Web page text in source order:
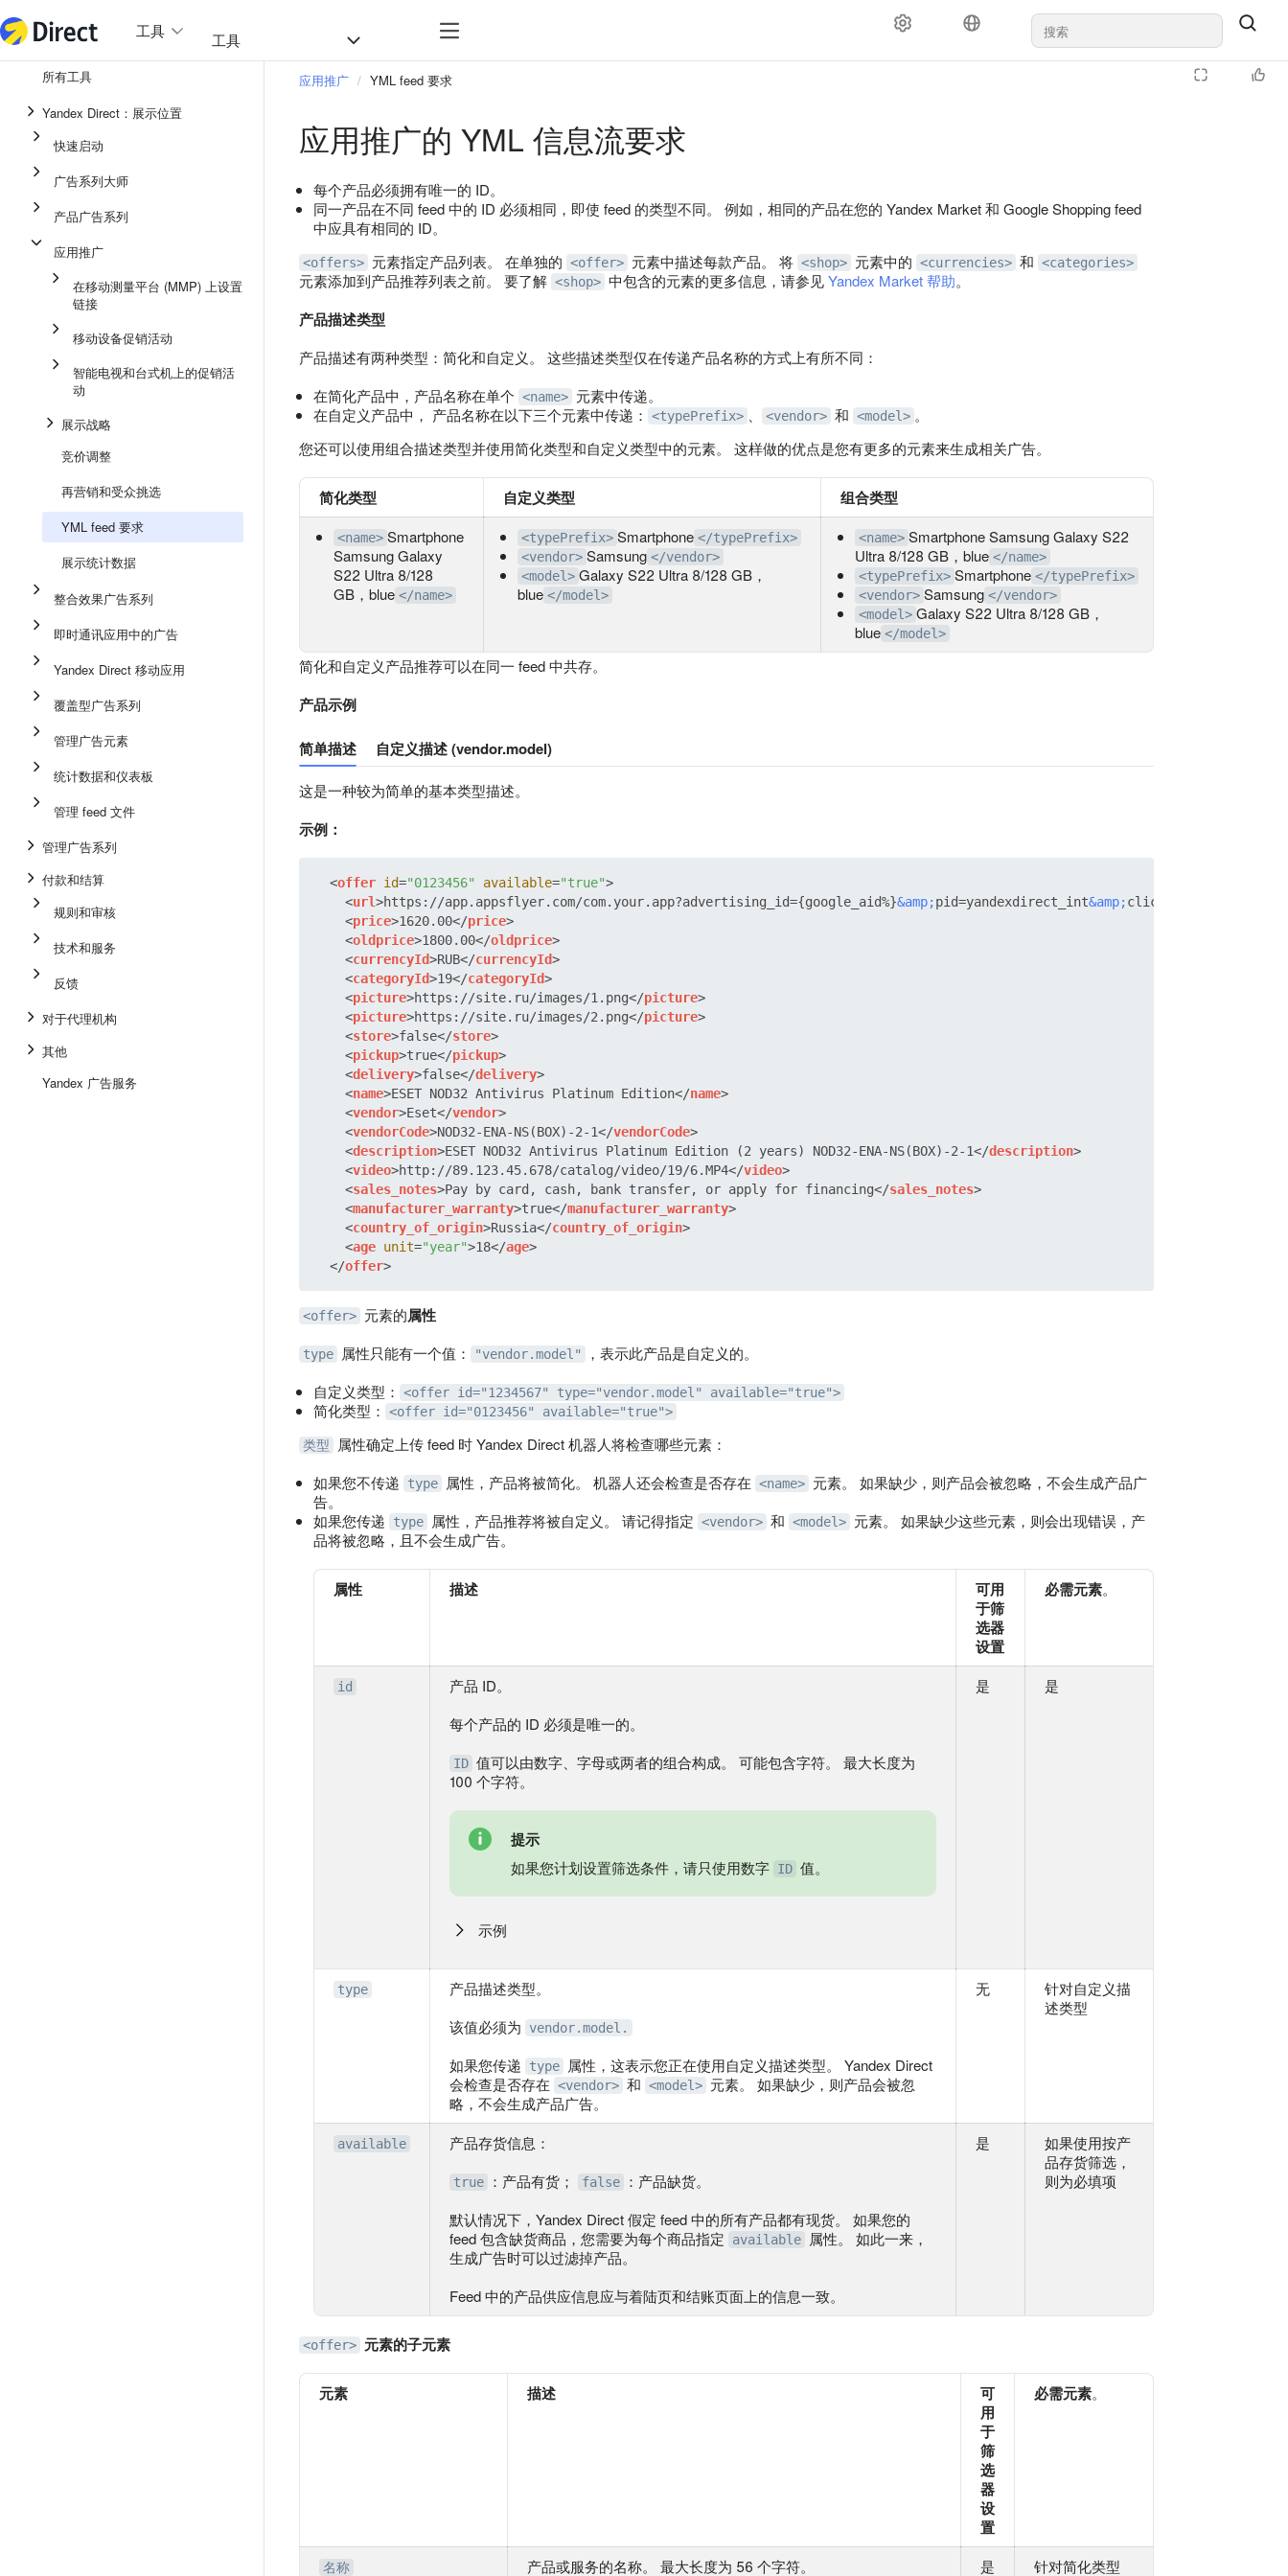
工具 工具
即时通讯应用中的广告
产品广告系列
热门搜索
定位
Direct Commander
对于代理机构
所有工具
Yandex Direct：展示位置
快速启动
广告系列大师
产品广告系列
应用推广
在移动测量平台 (MMP) 上设置
链接
移动设备促销活动
智能电视和台式机上的促销活
动
展示战略
竞价调整
再营销和受众挑选
YML feed 要求
展示统计数据
整合效果广告系列
即时通讯应用中的广告
Yandex Direct 移动应用
覆盖型广告系列
管理广告元素
统计数据和仪表板
管理 feed 文件
管理广告系列
付款和结算
规则和审核
技术和服务
反馈
对于代理机构
其他
Yandex 广告服务
应用推广 YML feed 要求
应用推广的 YML 信息流要求
每个产品必须拥有唯一的 ID。
同一产品在不同 feed 中的 ID 必须相同，即使 feed 的类型不同。 例如，相同的产品在您的 Yandex Market 和 Google Shopping feed
中应具有相同的 ID。
<offers> 元素指定产品列表。 在单独的 <offer> 元素中描述每款产品。 将 <shop> 元素中的 <currencies> 和 <categories>
元素添加到产品推荐列表之前。 要了解 <shop> 中包含的元素的更多信息，请参见Yandex Market 帮助。
产品描述类型
产品描述有两种类型：简化和自定义。 这些描述类型仅在传递产品名称的方式上有所不同：
在简化产品中，产品名称在单个 <name> 元素中传递。
在自定义产品中， 产品名称在以下三个元素中传递：
<typePrefix> <vendor> 和 <model> 。
您还可以使用组合描述类型并使用简化类型和自定义类型中的元素。 这样做的优点是您有更多的元素来生成相关广告。
简化类型 自定义类型 组合类型
<name> Smartphone
Samsung Galaxy
S22 Ultra 8/128
GB，blue </name>
<typePrefix> Smartphone </typePrefix>
<vendor> Samsung </vendor>
<model> Galaxy S22 Ultra 8/128 GB，
blue </model>
<name> Smartphone Samsung Galaxy S22
Ultra 8/128 GB，blue </name>
<typePrefix> Smartphone </typePrefix>
<vendor> Samsung </vendor>
<model> Galaxy S22 Ultra 8/128 GB，
blue </model>
简化和自定义产品推荐可以在同一 feed 中共存。
产品示例
简单描述 自定义描述 (vendor.model)
这是一种较为简单的基本类型描述。
示例：
<offer id="0123456" available="true">
<url>https://app.appsflyer.com/com.your.app?advertising_id={google_aid%}&amp;pid=yandexdirect_int&amp;clickid=%{logid}
<price>1620.00</price>
<oldprice>1800.00</oldprice>
<currencyId>RUB</currencyId>
<categoryId>19</categoryId>
<picture>https://site.ru/images/1.png</picture>
<picture>https://site.ru/images/2.png</picture>
<store>false</store>
<pickup>true</pickup>
<delivery>false</delivery>
<name>ESET NOD32 Antivirus Platinum Edition</name>
<vendor>Eset</vendor>
<vendorCode>NOD32-ENA-NS(BOX)-2-1</vendorCode>
<description>ESET NOD32 Antivirus Platinum Edition (2 years) NOD32-ENA-NS(BOX)-2-1</description>
<video>http://89.123.45.678/catalog/video/19/6.MP4</video>
<sales_notes>Pay by card, cash, bank transfer, or apply for financing</sales_notes>
<manufacturer_warranty>true</manufacturer_warranty>
<country_of_origin>Russia</country_of_origin>
<age unit="year">18</age>
</offer>
<offer> 元素的属性
type 属性只能有一个值： "vendor.model"
，表示此产品是自定义的。
自定义类型：
<offer id="1234567" type="vendor.model" available="true">
简化类型： <offer id="0123456" available="true">
类型
属性确定上传 feed 时 Yandex Direct 机器人将检查哪些元素：
如果您不传递
type 属性，产品将被简化。 机器人还会检查是否存在 <name> 元素。 如果缺少，则产品会被忽略，不会生成产品广
告。
如果您传递
type 属性，产品推荐将被自定义。 请记得指定 <vendor> 和 <model> 元素。 如果缺少这些元素，则会出现错误，产
品将被忽略，且不会生成广告。
属性 描述
可用
于筛
选器
设置
必需元素。
id
产品 ID。
每个产品的 ID 必须是唯一的。
ID 值可以由数字、字母或两者的组合构成。 可能包含字符。 最大长度为
100 个字符。
提示
如果您计划设置筛选条件，请只使用数字 ID 值。
示例
是 是
type
产品描述类型。
该值必须为
vendor.model.
如果您传递 type
属性，这表示您正在使用自定义描述类型。 Yandex Direct
会检查是否存在 <vendor> 和 <model> 元素。 如果缺少，则产品会被忽
略，不会生成产品广告。
无
针对自定义描
述类型
available 产品存货信息：
true ：产品有货； false
：产品缺货。
默认情况下，Yandex Direct 假定 feed 中的所有产品都有现货。 如果您的
feed 包含缺货商品，您需要为每个商品指定
available
属性。 如此一来，
生成广告时可以过滤掉产品。
Feed 中的产品供应信息应与着陆页和结账页面上的信息一致。
是
如果使用按产
品存货筛选，
则为必填项
<offer> 元素的子元素
元素 描述
可
用
于
筛
选
器
设
置
必需元素。
名称
产品或服务的名称。 最大长度为 56 个字符。
是 针对简化类型